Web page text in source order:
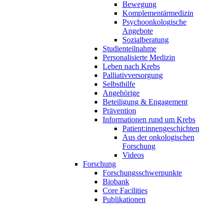
Bewegung
Komplementärmedizin
Psychoonkologische
Angebote
Sozialberatung
Studienteilnahme
Personalisierte Medizin
Leben nach Krebs
Palliativversorgung
Selbsthilfe
Angehörige
Beteiligung & Engagement
Prävention
Informationen rund um Krebs
Patient:innengeschichten
Aus der onkologischen
Forschung
Videos
Forschung
Forschungsschwerpunkte
Biobank
Core Facilities
Publikationen